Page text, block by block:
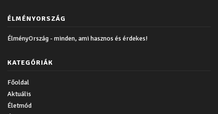
ÉLMÉNYORSZÁG
ÉlményOrszág - minden, ami hasznos és érdekes!
KATEGÓRIÁK
Főoldal
Aktuális
Életmód